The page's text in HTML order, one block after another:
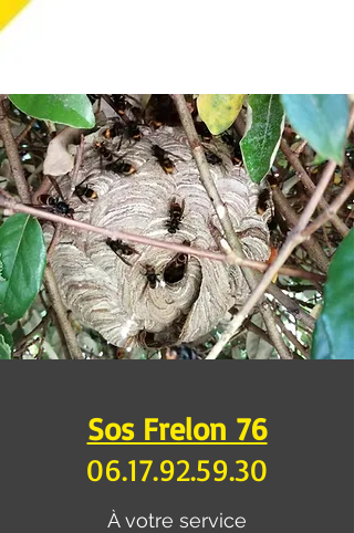
Sos Frelon 76
06.17.92.59.30
À votre service